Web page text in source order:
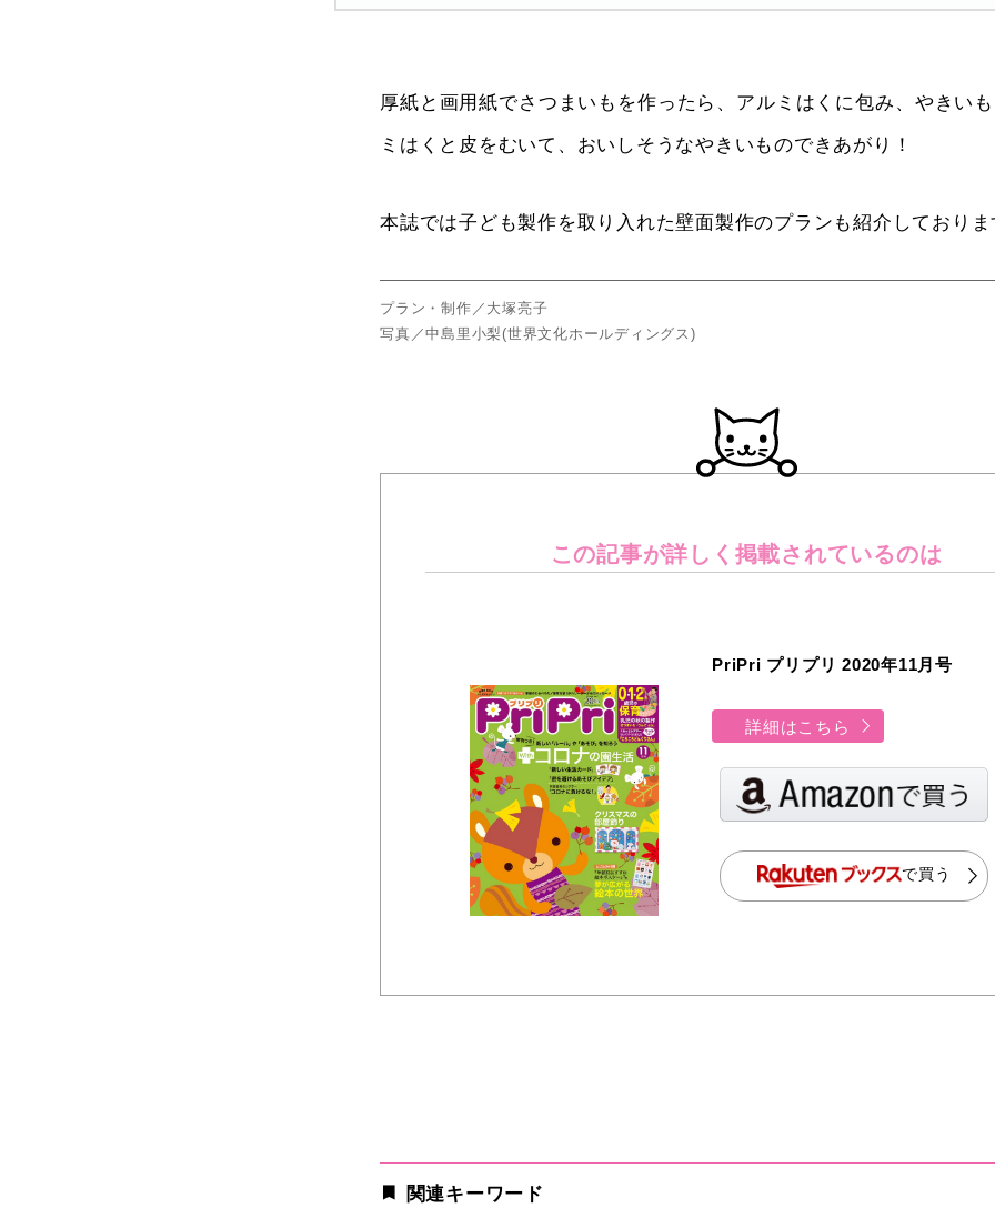
厚紙と画用紙でさつまいもを作ったら、アルミはくに包み、やきい
ミはくと皮をむいて、おいしそうなやきいものできあがり！
本誌では子ども製作を取り入れた壁面製作のプランも紹介しておりま
プラン・制作／大塚亮子
写真／中島里小梨(世界文化ホールディングス)
この記事が詳しく 掲載されているのは
PriPri プリプリ 2020年11月号
詳細はこちら
で買う
関連キーワード